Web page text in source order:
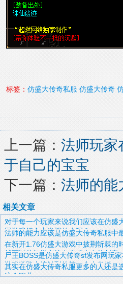
标签： 仿盛大传奇私服 仿盛大传奇
上一篇： 法师玩家
于自己的宝宝
下一篇： 法师的能
相关文章
对于每一个玩家来说我们应该在仿盛
网游戏行会中发挥什么呢？
法师的能力应该是仿盛大传奇私服中
在新开1.76仿盛大游戏中披荆斩棘的
就可以从初学者练出变成杰出的剑客
尸王BOSS是仿盛大传奇sf发布网玩
游戏道路上接触到的第一个小老板
其实在仿盛大传奇私服更多的人还是
这个职业